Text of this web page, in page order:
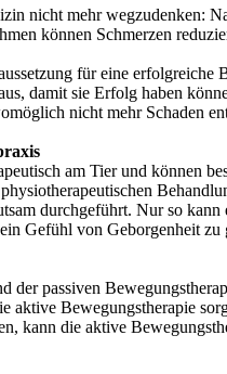
nicht mehr wegzudenken:
können Schmerzen
für eine
damit sie Erfolg haben
nicht mehr Schaden
am Tier und können
durchgeführt. Nur so
Gefühl von Geborgenheit zu
der passiven
aktive Bewegungstherapie
kann die aktive